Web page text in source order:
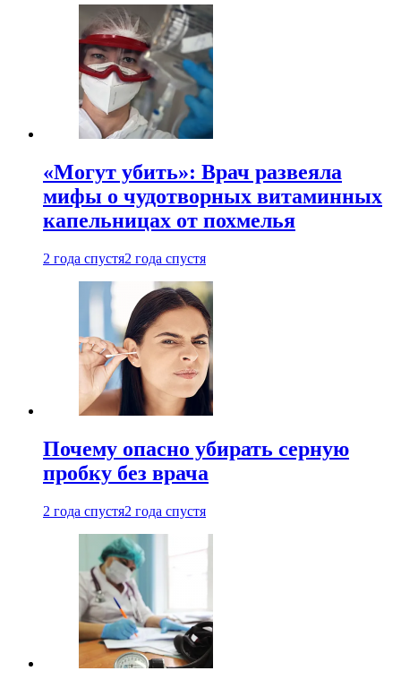
«Могут убить»: Врач развеяла
мифы о чудотворных витаминных
капельницах от похмелья
2 года спустя2 года спустя
Почему опасно убирать серную
пробку без врача
2 года спустя2 года спустя